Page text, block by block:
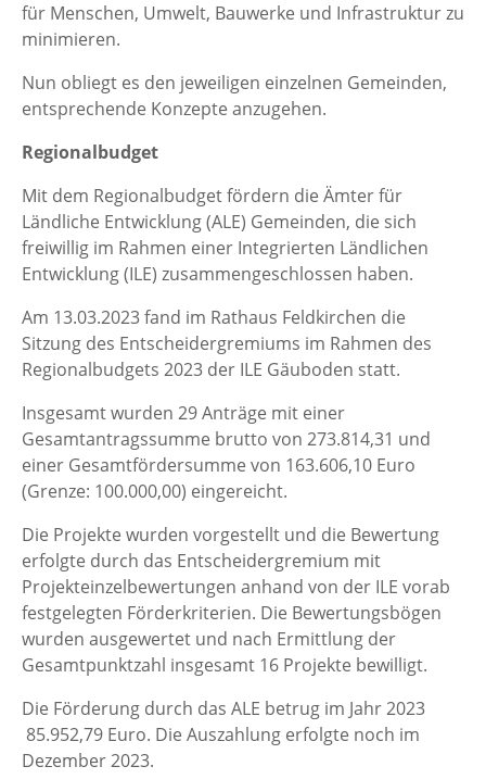
für Menschen, Umwelt, Bauwerke und Infrastruktur zu
minimieren.
Nun obliegt es den jeweiligen einzelnen Gemeinden,
entsprechende Konzepte anzugehen.
Regionalbudget
Mit dem Regionalbudget fördern die Ämter für
Ländliche Entwicklung (ALE) Gemeinden, die sich
freiwillig im Rahmen einer Integrierten Ländlichen
Entwicklung (ILE) zusammengeschlossen haben.
Am 13.03.2023 fand im Rathaus Feldkirchen die
Sitzung des Entscheidergremiums im Rahmen des
Regionalbudgets 2023 der ILE Gäuboden statt.
Insgesamt wurden 29 Anträge mit einer
Gesamtantragssumme brutto von 273.814,31 und
einer Gesamtfördersumme von 163.606,10 Euro
(Grenze: 100.000,00) eingereicht.
Die Projekte wurden vorgestellt und die Bewertung
erfolgte durch das Entscheidergremium mit
Projekteinzelbewertungen anhand von der ILE vorab
festgelegten Förderkriterien. Die Bewertungsbögen
wurden ausgewertet und nach Ermittlung der
Gesamtpunktzahl insgesamt 16 Projekte bewilligt.
Die Förderung durch das ALE betrug im Jahr 2023
85.952,79 Euro. Die Auszahlung erfolgte noch im
Dezember 2023.